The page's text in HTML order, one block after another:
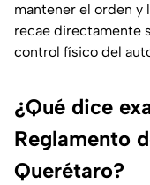
mantener el orden y
recae directamente
control físico del
¿Qué dice
Reglamento
Querétaro?